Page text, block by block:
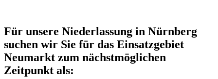
Für unsere Niederlassung in Nürnberg
suchen wir Sie für das Einsatzgebiet
Neumarkt zum nächstmöglichen
Zeitpunkt als: